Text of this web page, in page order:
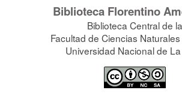
Biblioteca Florentino
Biblioteca Central de la
Facultad de Ciencias
Universidad Nacional de